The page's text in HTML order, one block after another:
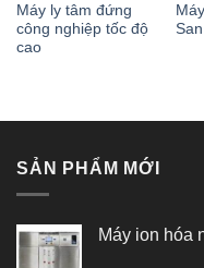
Máy ly tâm đứng
công nghiệp tốc độ
cao
SẢN PHẨM MỚI
Máy ion hóa